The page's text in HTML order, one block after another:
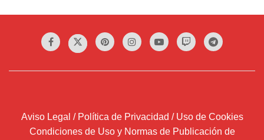
Aviso Legal / Política de Privacidad / Uso de Cookies
Condiciones de Uso y Normas de Publicación de